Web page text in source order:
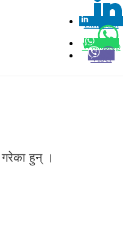
Linkedin
0
Whatsapp
Viber
गरेका हुन् ।